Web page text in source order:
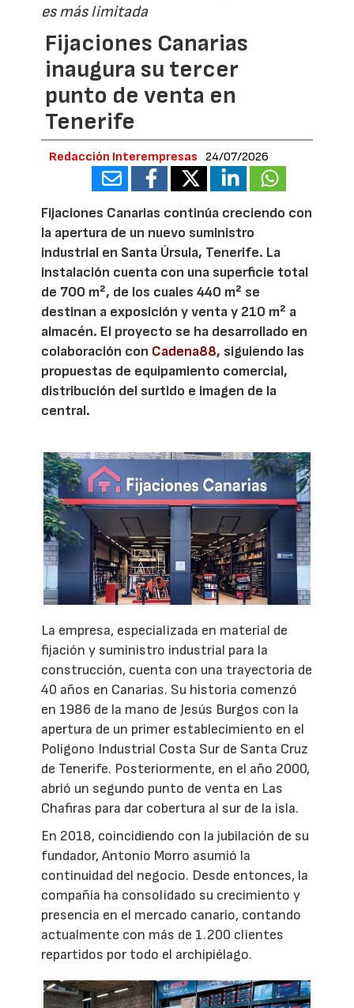
es más limitada
Fijaciones Canarias
inaugura su tercer
punto de venta en
Tenerife
Redacción Interempresas 24/07/2026
Fijaciones Canarias continúa creciendo con
la apertura de un nuevo suministro
industrial en Santa Úrsula, Tenerife. La
instalación cuenta con una superficie total
de 700 m², de los cuales 440 m² se
destinan a exposición y venta y 210 m² a
almacén. El proyecto se ha desarrollado en
colaboración con Cadena88, siguiendo las
propuestas de equipamiento comercial,
distribución del surtido e imagen de la
central.
La empresa, especializada en material de
fijación y suministro industrial para la
construcción, cuenta con una trayectoria de
40 años en Canarias. Su historia comenzó
en 1986 de la mano de Jesús Burgos con la
apertura de un primer establecimiento en el
Polígono Industrial Costa Sur de Santa Cruz
de Tenerife. Posteriormente, en el año 2000,
abrió un segundo punto de venta en Las
Chafiras para dar cobertura al sur de la isla.
En 2018, coincidiendo con la jubilación de su
fundador, Antonio Morro asumió la
continuidad del negocio. Desde entonces, la
compañía ha consolidado su crecimiento y
presencia en el mercado canario, contando
actualmente con más de 1.200 clientes
repartidos por todo el archipiélago.